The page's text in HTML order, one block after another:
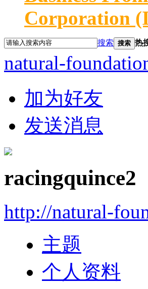
Corporation
搜索 搜索 热
natural-
加为好友
发送消息
racingquince2
http://natural-
主题
个人资料